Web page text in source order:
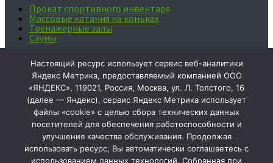
Прокат спортивного инвентаря
Массовые катания на коньках
Тренажерные залы
Сауны
Ваше мнение формирует
официальный рейтинг организации:
Чтобы оценить
условия
предоставления
услуг
используйте
QR-код или
Настоящий ресурс использует сервис веб-аналитики
Яндекс Метрика, предоставляемый компанией ООО
«ЯНДЕКС», 119021, Россия, Москва, ул. Л. Толстого, 16
(далее — Яндекс), сервис Яндекс Метрика использует
файлы «cookie» с целью сбора технических данных
посетителей для обеспечения работоспособности и
улучшения качества обслуживания. Продолжая
использовать ресурс, Вы автоматически соглашаетесь с
использованием данных технологий. Собранная при